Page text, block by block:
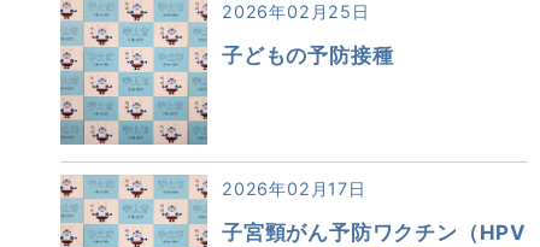
2026年02月25日
子どもの予防接種
2026年02月17日
子宮頸がん予防ワクチン（HPV